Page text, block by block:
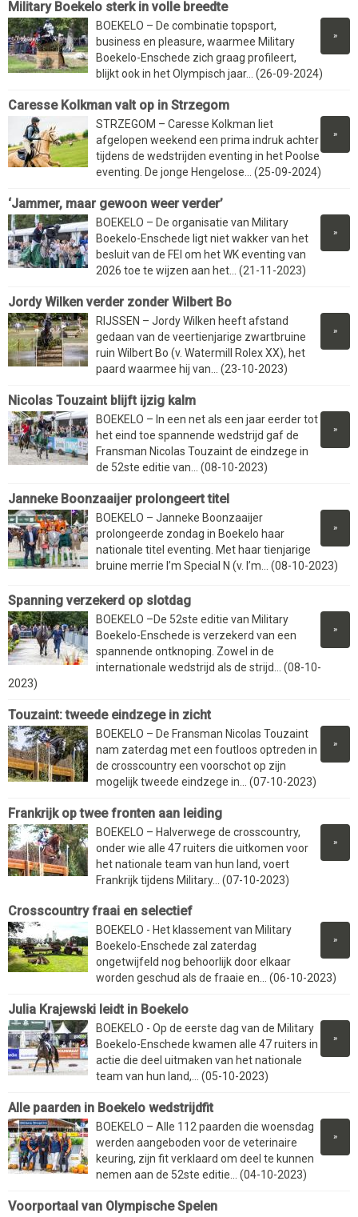
Military Boekelo sterk in volle breedte
»
BOEKELO – De combinatie topsport,
business en pleasure, waarmee Military
Boekelo-Enschede zich graag profileert,
blijkt ook in het Olympisch jaar... (26-09-2024)
Caresse Kolkman valt op in Strzegom
»
STRZEGOM – Caresse Kolkman liet
afgelopen weekend een prima indruk achter
tijdens de wedstrijden eventing in het Poolse
eventing. De jonge Hengelose... (25-09-2024)
‘Jammer, maar gewoon weer verder’
»
BOEKELO – De organisatie van Military
Boekelo-Enschede ligt niet wakker van het
besluit van de FEI om het WK eventing van
2026 toe te wijzen aan het... (21-11-2023)
Jordy Wilken verder zonder Wilbert Bo
»
RIJSSEN – Jordy Wilken heeft afstand
gedaan van de veertienjarige zwartbruine
ruin Wilbert Bo (v. Watermill Rolex XX), het
paard waarmee hij van... (23-10-2023)
Nicolas Touzaint blijft ijzig kalm
»
BOEKELO – In een net als een jaar eerder tot
het eind toe spannende wedstrijd gaf de
Fransman Nicolas Touzaint de eindzege in
de 52ste editie van... (08-10-2023)
Janneke Boonzaaijer prolongeert titel
»
BOEKELO – Janneke Boonzaaijer
prolongeerde zondag in Boekelo haar
nationale titel eventing. Met haar tienjarige
bruine merrie I’m Special N (v. I’m... (08-10-2023)
Spanning verzekerd op slotdag
»
BOEKELO –De 52ste editie van Military
Boekelo-Enschede is verzekerd van een
spannende ontknoping. Zowel in de
internationale wedstrijd als de strijd... (08-10-
2023)
Touzaint: tweede eindzege in zicht
»
BOEKELO – De Fransman Nicolas Touzaint
nam zaterdag met een foutloos optreden in
de crosscountry een voorschot op zijn
mogelijk tweede eindzege in... (07-10-2023)
Frankrijk op twee fronten aan leiding
»
BOEKELO – Halverwege de crosscountry,
onder wie alle 47 ruiters die uitkomen voor
het nationale team van hun land, voert
Frankrijk tijdens Military... (07-10-2023)
Crosscountry fraai en selectief
»
BOEKELO - Het klassement van Military
Boekelo-Enschede zal zaterdag
ongetwijfeld nog behoorlijk door elkaar
worden geschud als de fraaie en... (06-10-2023)
Julia Krajewski leidt in Boekelo
»
BOEKELO - Op de eerste dag van de Military
Boekelo-Enschede kwamen alle 47 ruiters in
actie die deel uitmaken van het nationale
team van hun land,... (05-10-2023)
Alle paarden in Boekelo wedstrijdfit
»
BOEKELO – Alle 112 paarden die woensdag
werden aangeboden voor de veterinaire
keuring, zijn fit verklaard om deel te kunnen
nemen aan de 52ste editie... (04-10-2023)
Voorportaal van Olympische Spelen